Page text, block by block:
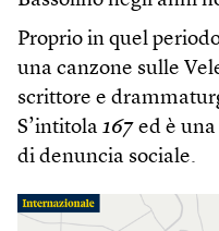
Proprio in quel
una canzone sulle
scrittore e
S’intitola 167 ed è
di denuncia sociale.